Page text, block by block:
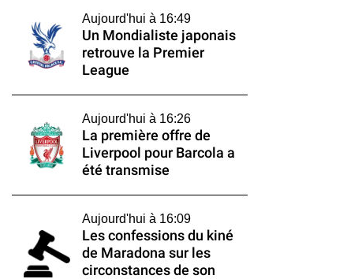
Aujourd'hui à 16:49
Un Mondialiste japonais
retrouve la Premier
League
Aujourd'hui à 16:26
La première offre de
Liverpool pour Barcola a
été transmise
Aujourd'hui à 16:09
Les confessions du kiné
de Maradona sur les
circonstances de son